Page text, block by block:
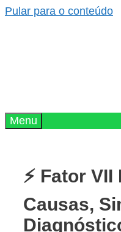
Pular para o conteúdo
Menu
⚡ Fator
Causas,